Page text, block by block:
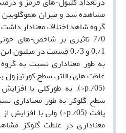
7/0 تاثیری بر شاخص¬های
1/.0 و 3/.0 قسمت در
به طور معناداری نسبت به
غلظت های بالاتر، سطح
سطح گلوکز به طور معناداری
معناداری در غلظت گلوکز